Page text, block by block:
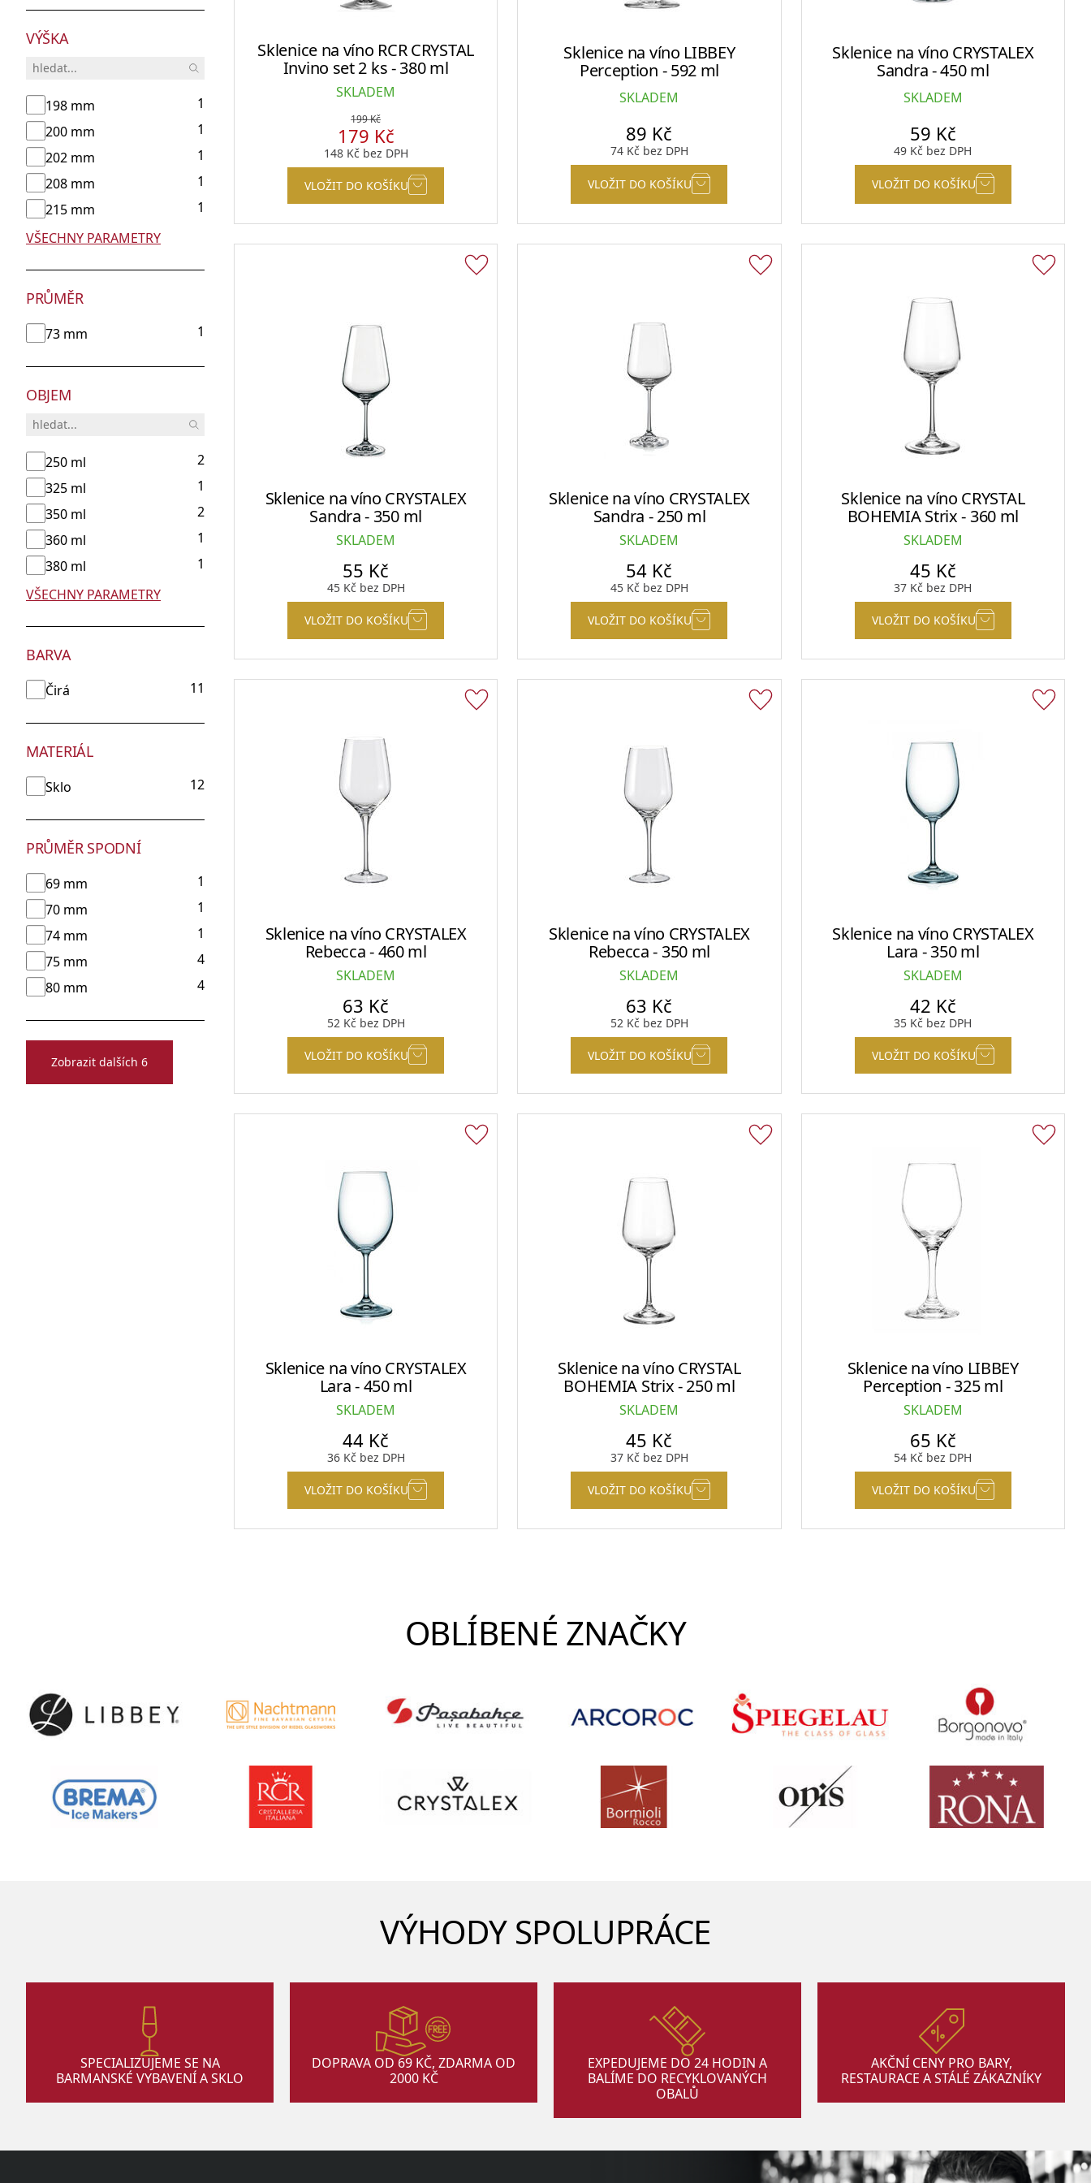
Barmanské kufry, brašny a batohy
Odlivky a sklenice na vodu Sklenice a panáky na alkohol Sklenice na kávu a teplé nápoje
Whisky sety a karafy Plecháčky, hrnky a julep mug
Skleněné dózy na potraviny Designové sklenice na koktejly
Sklenice na víno RCR CRYSTAL
Invino set 2 ks - 380 ml
SKLADEM
199Kč
179 Kč
148 Kčbez DPH
VLOŽIT DO KOŠÍKU
Sklenice na víno LIBBEY
Perception - 592 ml
SKLADEM
89 Kč
74 Kčbez DPH
VLOŽIT DO KOŠÍKU
Sklenice na víno CRYSTALEX
Sandra - 450 ml
SKLADEM
59 Kč
49 Kč bez DPH
VLOŽIT DO KOŠÍKU
Sklenice na víno CRYSTALEX
Sandra - 350 ml
SKLADEM
55 Kč
45 Kčbez DPH
VLOŽIT DO KOŠÍKU
Sklenice na víno CRYSTALEX
Sandra - 250 ml
SKLADEM
54 Kč
45 Kčbez DPH
VLOŽIT DO KOŠÍKU
Sklenice na víno CRYSTAL
BOHEMIA Strix - 360 ml
SKLADEM
45 Kč
37 Kč bez DPH
VLOŽIT DO KOŠÍKU
Sklenice na víno CRYSTALEX
Rebecca - 460 ml
SKLADEM
63 Kč
52 Kčbez DPH
VLOŽIT DO KOŠÍKU
Sklenice na víno CRYSTALEX
Rebecca - 350 ml
SKLADEM
63 Kč
52 Kčbez DPH
VLOŽIT DO KOŠÍKU
Sklenice na víno CRYSTALEX
Lara - 350 ml
SKLADEM
42 Kč
35 Kč bez DPH
VLOŽIT DO KOŠÍKU
Sklenice na víno CRYSTALEX
Lara - 450 ml
SKLADEM
44 Kč
36 Kčbez DPH
VLOŽIT DO KOŠÍKU
Sklenice na víno CRYSTAL
BOHEMIA Strix - 250 ml
SKLADEM
45 Kč
37 Kčbez DPH
VLOŽIT DO KOŠÍKU
Sklenice na víno LIBBEY
Perception - 325 ml
SKLADEM
65 Kč
54 Kč bez DPH
VLOŽIT DO KOŠÍKU
VÝŠKA
198 mm
1
200 mm
1
202 mm
1
208 mm
1
215 mm
1
VŠECHNY PARAMETRY
PRŮMĚR
73 mm 1
OBJEM
250 ml
2
325 ml
1
350 ml
2
360 ml
1
380 ml
1
VŠECHNY PARAMETRY
BARVA
Čirá 11
MATERIÁL
Sklo 12
PRŮMĚR SPODNÍ
69 mm
1
70 mm
1
74 mm
1
75 mm
4
80 mm
4
Zobrazit dalších 6
OBLÍBENÉ ZNAČKY
VÝHODY SPOLUPRÁCE
SPECIALIZUJEME SE NA
BARMANSKÉ VYBAVENÍ A SKLO
DOPRAVA OD 69 KČ, ZDARMA OD
2000 KČ
EXPEDUJEME DO 24 HODIN A
BALÍME DO RECYKLOVANÝCH
OBALŮ
AKČNÍ CENY PRO BARY,
RESTAURACE A STÁLÉ ZÁKAZNÍKY